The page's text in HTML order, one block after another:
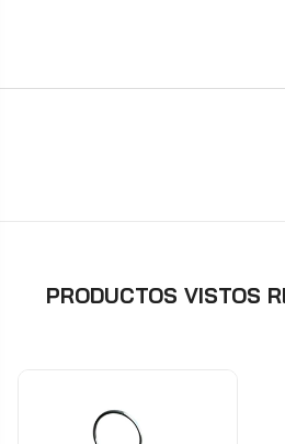
PRODUCTOS VISTOS